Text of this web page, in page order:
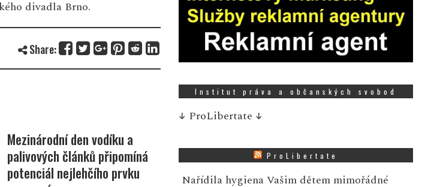
divadla Brno.
Share:
Mezinárodní den vodíku a
palivových článků připomíná
potenciál nejlehčího prvku
zákazníci Tesco rozdělili
450 000 Kč na podporu dětí
diplomky čeká na
60 tisíc Kč
Institut práva a občanských svobod
↓ ProLibertate ↓
ProLibertate
Nařídila hygiena Vašim dětem mimořádné